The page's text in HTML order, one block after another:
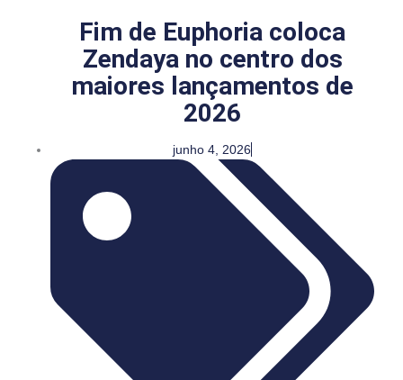
Fim de Euphoria coloca
Zendaya no centro dos
maiores lançamentos de
2026
junho 4, 2026